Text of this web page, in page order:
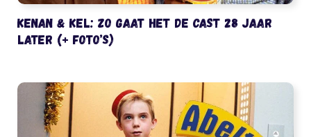
Kenan & Kel: zo gaat het de cast 28 jaar
later (+ foto’s)